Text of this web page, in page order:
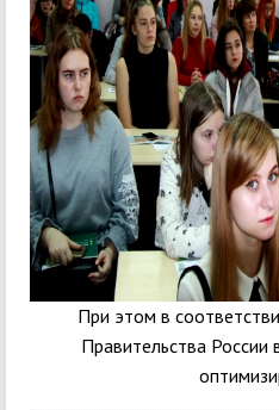
При этом в
Правительства России